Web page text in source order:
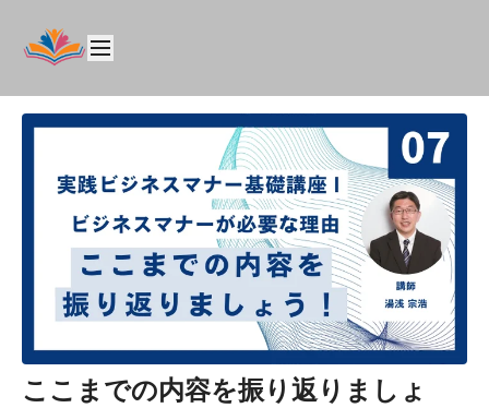
ここまでの内容を振り返りましょ